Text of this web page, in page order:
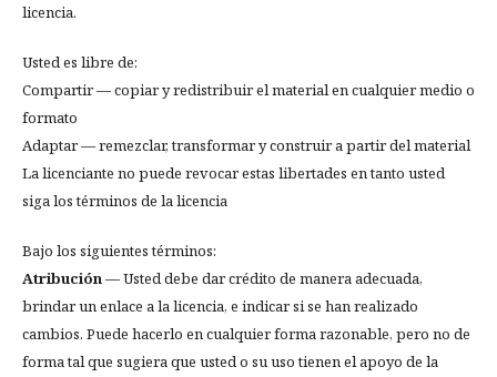
licencia.
Usted es libre de:
Compartir — copiar y redistribuir el material en cualquier medio o
formato
Adaptar — remezclar, transformar y construir a partir del material
La licenciante no puede revocar estas libertades en tanto usted
siga los términos de la licencia
Bajo los siguientes términos:
Atribución — Usted debe dar crédito de manera adecuada,
brindar un enlace a la licencia, e indicar si se han realizado
cambios. Puede hacerlo en cualquier forma razonable, pero no de
forma tal que sugiera que usted o su uso tienen el apoyo de la